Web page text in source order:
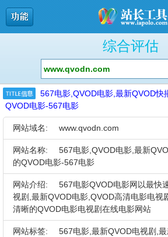
综合评估
567电影,QVOD电影,最新QVOD快
QVOD电影-567电影
网站域名: www.qvodn.com
网站名称:
567电影,QVOD电影,最新
的QVOD电影-567电影
网站介绍:
567电影QVOD电影网以最快
视剧,最新QVOD电影,QVOD高清电影电视
清晰的QVOD电影电视剧在线电影网站
网站标签:
567电影,最新QVOD电视剧,